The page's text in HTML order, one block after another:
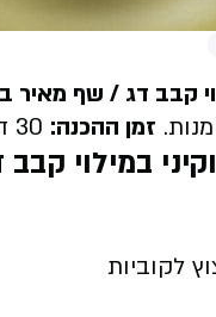
קבב דג / שף מאיר
זמן ההכנה:
במילוי קבב